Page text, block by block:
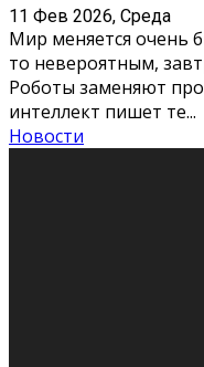
11 Фев 2026, Среда
Стресс – нормальная
факторов,
больше, чем
стрессовым состояни
Новости